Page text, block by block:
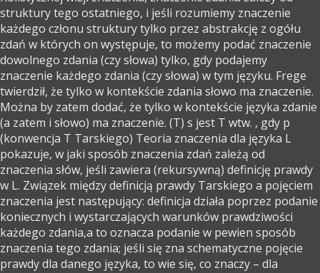
struktury tego ostatniego, i jeśli rozumiemy znaczenie
każdego członu struktury tylko przez abstrakcję z ogółu
zdań w których on występuje, to możemy podać znaczenie
dowolnego zdania (czy słowa) tylko, gdy podajemy
znaczenie każdego zdania (czy słowa) w tym języku. Frege
twierdził, że tylko w kontekście zdania słowo ma znaczenie.
Można by zatem dodać, że tylko w kontekście języka zdanie
(a zatem i słowo) ma znaczenie. (T) s jest T wtw. , gdy p
(konwencja T Tarskiego) Teoria znaczenia dla języka L
pokazuje, w jaki sposób znaczenia zdań zależą od
znaczenia słów, jeśli zawiera (rekursywną) definicję prawdy
w L. Związek między definicją prawdy Tarskiego a pojęciem
znaczenia jest następujący: definicja działa poprzez podanie
koniecznych i wystarczających warunków prawdziwości
każdego zdania,a to oznacza podanie w pewien sposób
znaczenia tego zdania; jeśli się zna schematyczne pojęcie
prawdy dla danego języka, to wie się, co znaczy – dla